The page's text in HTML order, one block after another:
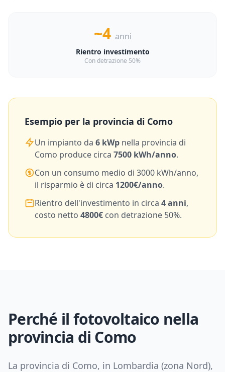
~4 anni
Rientro investimento
Con detrazione 50%
Esempio per la provincia di Como
Un impianto da 6 kWp nella provincia di
Como produce circa 7500 kWh/anno.
Con un consumo medio di 3000 kWh/anno,
il risparmio è di circa 1200€/anno.
Rientro dell'investimento in circa 4anni,
costo netto 4800€ con detrazione 50%.
Perché il fotovoltaico nella
provincia di Como
La provincia di Como, in Lombardia (zona Nord),